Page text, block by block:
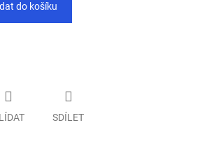
do košíku
SDÍLET